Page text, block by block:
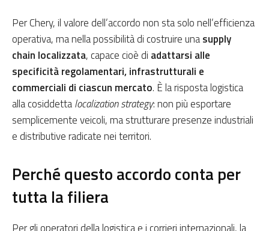
Per Chery, il valore dell’accordo non sta solo nell’efficienza
operativa, ma nella possibilità di costruire unasupply
chain localizzata, capace cioè di adattarsi alle
specificità regolamentari, infrastrutturali e
commerciali di ciascun mercato. È la risposta logistica
alla cosiddettalocalization strategy: non più esportare
semplicemente veicoli, ma strutturare presenze industriali
e distributive radicate nei territori.
Perché questo accordo conta per
tutta la filiera